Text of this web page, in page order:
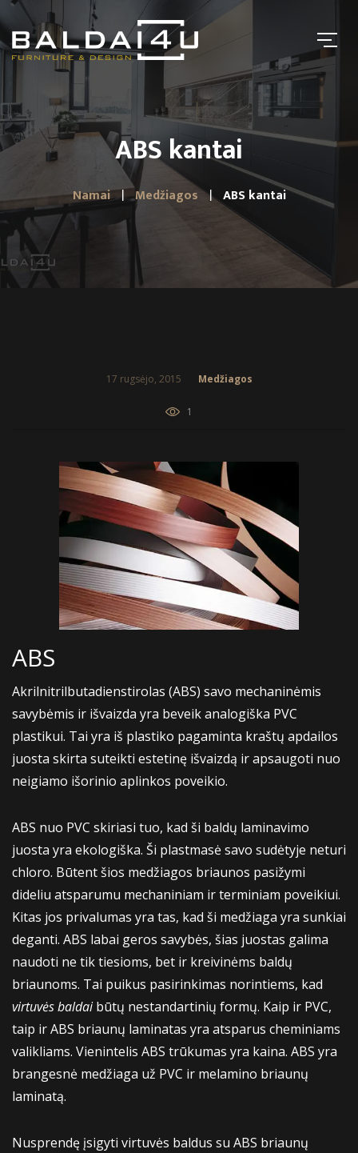
ABS kantai
Namai Medžiagos ABS kantai
17 rugsėjo, 2015 Medžiagos
1
ABS
Akrilnitrilbutadienstirolas (ABS) savo mechaninėmis
savybėmis ir išvaizda yra beveik analogiška PVC
plastikui. Tai yra iš plastiko pagaminta kraštų apdailos
juosta skirta suteikti estetinę išvaizdą ir apsaugoti nuo
neigiamo išorinio aplinkos poveikio.
ABS nuo PVC skiriasi tuo, kad ši baldų laminavimo
juosta yra ekologiška. Ši plastmasė savo sudėtyje neturi
chloro. Būtent šios medžiagos briaunos pasižymi
dideliu atsparumu mechaniniam ir terminiam poveikiui.
Kitas jos privalumas yra tas, kad ši medžiaga yra sunkiai
deganti. ABS labai geros savybės, šias juostas galima
naudoti ne tik tiesioms, bet ir kreivinėms baldų
briaunoms. Tai puikus pasirinkimas norintiems, kad
virtuvės baldaibūtų nestandartinių formų. Kaip ir PVC,
taip ir ABS briaunų laminatas yra atsparus cheminiams
valikliams. Vienintelis ABS trūkumas yra kaina. ABS yra
brangesnė medžiaga už PVC ir melamino briaunų
laminatą.
Nusprendę įsigyti virtuvės baldus su ABS briaunų